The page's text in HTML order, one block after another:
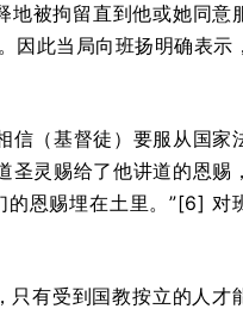
地被拘留直到他或她同意
因此当局向班扬明确表示
（基督徒）要服从国家
圣灵赐给了他讲道的恩赐
的恩赐埋在土里。”[6] 对
只有受到国教按立的人才